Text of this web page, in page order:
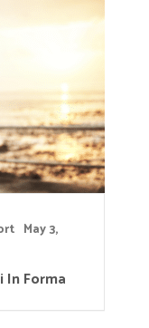
May 3,
In Forma